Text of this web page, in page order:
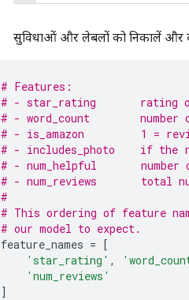
सुविधाओं और लेबलों को निकालें और
# Features:
# - star_rating       rating
# - word_count
# - is_amazon         1 =
# - includes_photo    if the
# - num_helpful
# - num_reviews       total
#
# This ordering of feature
# our model to expect.
feature_names = [
'star_rating' ,
'num_reviews'
]